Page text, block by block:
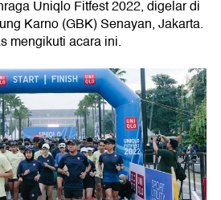
Uniqlo Fitfest 2022, digelar di
Karno (GBK) Senayan, Jakarta.
mengikuti acara ini.